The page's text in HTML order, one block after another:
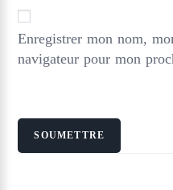
Enregistrer mon nom,
navigateur pour mon